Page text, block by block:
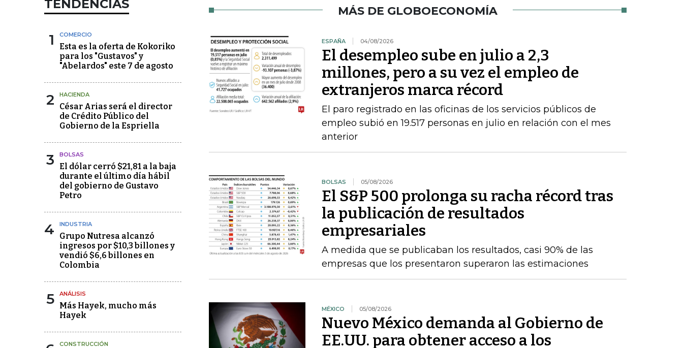
TENDENCIAS
1 COMERCIO
Esta es la oferta de Kokoriko
para los "Gustavos" y
"Abelardos" este 7 de agosto
2 HACIENDA
César Arias será el director
de Crédito Público del
Gobierno de la Espriella
3 BOLSAS
El dólar cerró $21,81 a la baja
durante el último día hábil
del gobierno de Gustavo
Petro
4 INDUSTRIA
Grupo Nutresa alcanzó
ingresos por $10,3 billones y
vendió $6,6 billones en
Colombia
5 ANÁLISIS
Más Hayek, mucho más
Hayek
CONSTRUCCIÓN
MÁS DE GLOBOECONOMÍA
ESPAÑA 04/08/2026
El desempleo sube en julio a 2,3
millones, pero a su vez el empleo de
extranjeros marca récord
El paro registrado en las oficinas de los servicios públicos de
empleo subió en 19.517 personas en julio en relación con el mes
anterior
BOLSAS 05/08/2026
El S&P 500 prolonga su racha récord tras
la publicación de resultados
empresariales
A medida que se publicaban los resultados, casi 90% de las
empresas que los presentaron superaron las estimaciones
MÉXICO 05/08/2026
Nuevo México demanda al Gobierno de
EE.UU. para obtener acceso a los